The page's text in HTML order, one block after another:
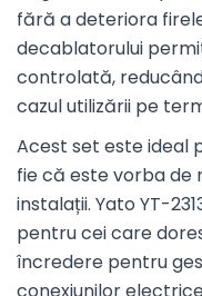
fără a deteriora
decablatorului
controlată,
cazul utilizării pe
Acest set este ideal
fie că este vorba de
instalații. Yato YT-
pentru cei care
încredere pentru
conexiunilor